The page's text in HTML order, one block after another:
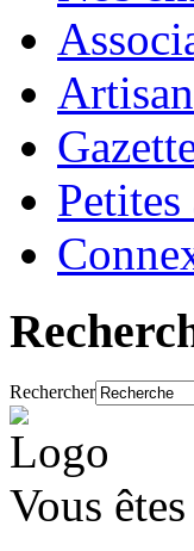
Petites
Rechercher
Vous